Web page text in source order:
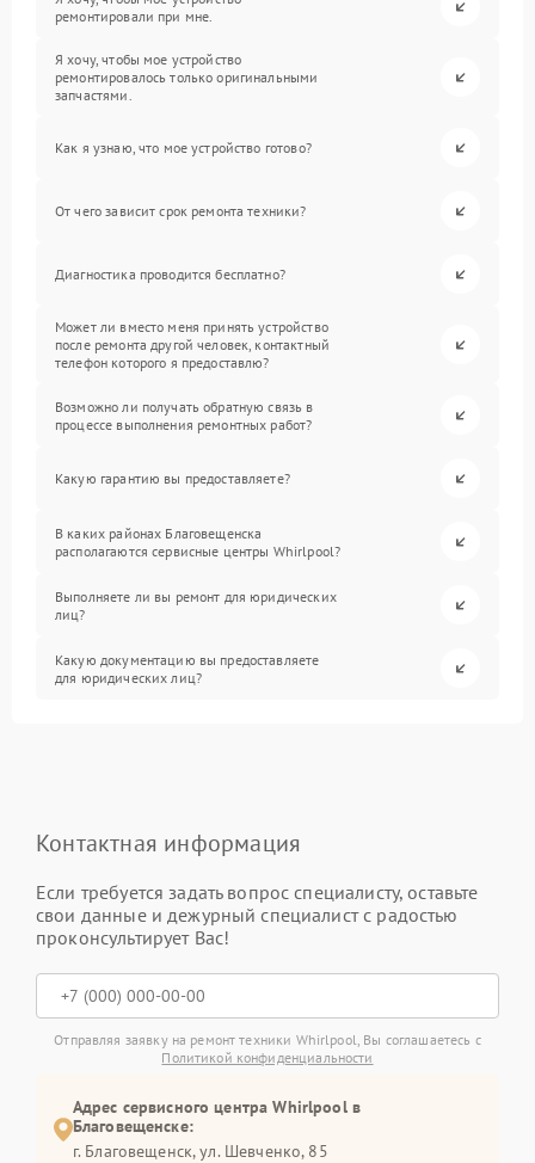
ремонтировали при мне.
Я хочу, чтобы мое устройство
ремонтировалось только оригинальными
запчастями.
Как я узнаю, что мое устройство готово?
От чего зависит срок ремонта техники?
Диагностика проводится бесплатно?
Может ли вместо меня принять устройство
после ремонта другой человек, контактный
телефон которого я предоставлю?
Возможно ли получать обратную связь в
процессе выполнения ремонтных работ?
Какую гарантию вы предоставляете?
В каких районах Благовещенска
располагаются сервисные центры Whirlpool?
Выполняете ли вы ремонт для юридических
лиц?
Какую документацию вы предоставляете
для юридических лиц?
Контактная информация
Если требуется задать вопрос специалисту, оставьте
свои данные и дежурный специалист с радостью
проконсультирует Вас!
Отправляя заявку на ремонт техники Whirlpool, Вы соглашаетесь с
Политикой конфиденциальности
Адрес сервисного центра Whirlpool в
Благовещенске:
г. Благовещенск, ул. Шевченко, 85